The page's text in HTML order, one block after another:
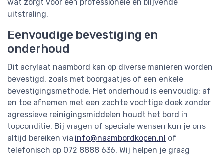
wat zorgt voor een professionele en blijvende
uitstraling.
Eenvoudige bevestiging en
onderhoud
Dit acrylaat naambord kan op diverse manieren worden
bevestigd, zoals met boorgaatjes of een enkele
bevestigingsmethode. Het onderhoud is eenvoudig: af
en toe afnemen met een zachte vochtige doek zonder
agressieve reinigingsmiddelen houdt het bord in
topconditie. Bij vragen of speciale wensen kun je ons
altijd bereiken via info@naambordkopen.nl of
telefonisch op 072 8888 636. Wij helpen je graag